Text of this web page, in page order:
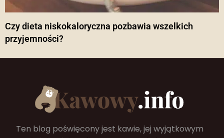
Czy dieta niskokaloryczna pozbawia wszelkich